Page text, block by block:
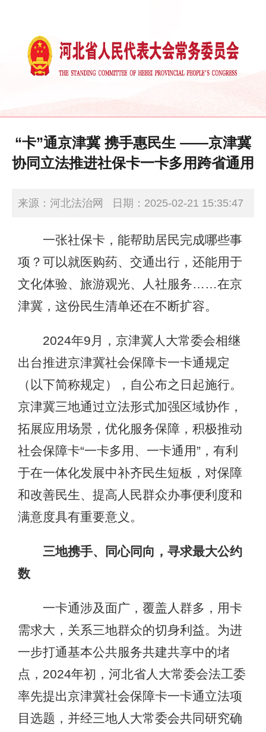
“卡”通京津冀 携手惠民生 ——京津冀
协同立法推进社保卡一卡多用跨省通用
来源：河北法治网 日期：2025-02-21 15:35:47
一张社保卡，能帮助居民完成哪些事
项？可以就医购药、交通出行，还能用于
文化体验、旅游观光、人社服务……在京
津冀，这份民生清单还在不断扩容。
2024年9月，京津冀人大常委会相继
出台推进京津冀社会保障卡一卡通规定
（以下简称规定），自公布之日起施行。
京津冀三地通过立法形式加强区域协作，
拓展应用场景，优化服务保障，积极推动
社会保障卡“一卡多用、一卡通用”，有利
于在一体化发展中补齐民生短板，对保障
和改善民生、提高人民群众办事便利度和
满意度具有重要意义。
三地携手、同心同向，寻求最大公约
数
一卡通涉及面广，覆盖人群多，用卡
需求大，关系三地群众的切身利益。为进
一步打通基本公共服务共建共享中的堵
点，2024年初，河北省人大常委会法工委
率先提出京津冀社会保障卡一卡通立法项
目选题，并经三地人大常委会共同研究确